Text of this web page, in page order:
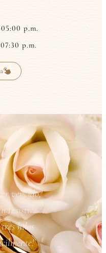
p.m.
p.m.
vencido,
resistir.
hilos